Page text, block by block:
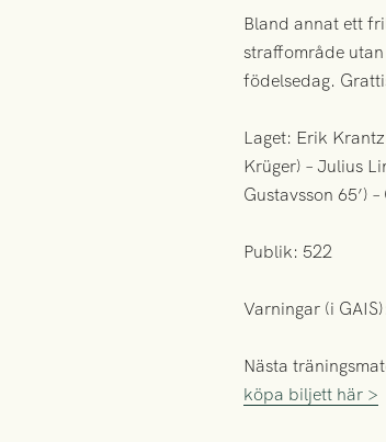
Bland annat ett
straffområde
födelsedag.
Laget: Erik
Krüger) – Julius
Gustavsson 65’)
Publik: 522
Varningar (i
Nästa
köpa biljett här >